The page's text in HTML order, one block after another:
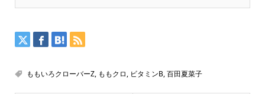
ももいろクローバーZ, ももクロ, ビタミンB,百田夏菜子